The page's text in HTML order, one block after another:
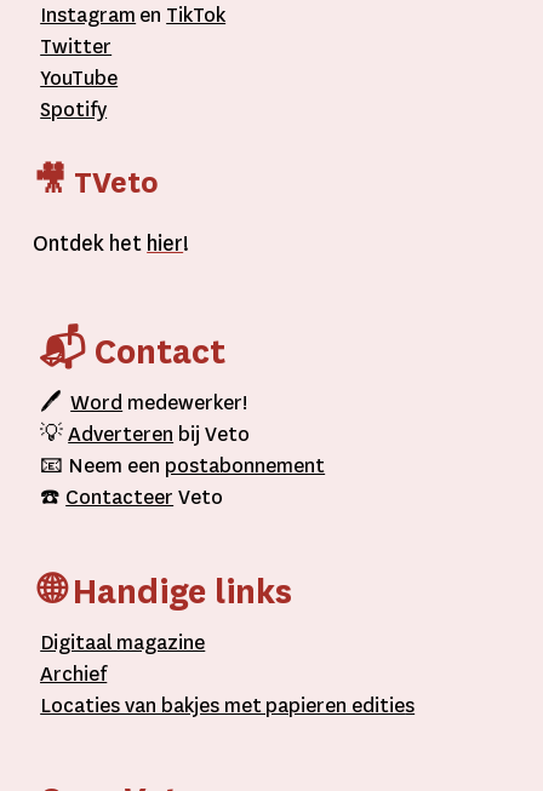
Instagram en TikTok
Twitter
YouTube
Spotify
🎥 TVeto
Ontdek het hier!
📬 Contact
🖊Word medewerker!
💡Adverteren bij Veto
📧 Neem een postabonnement
☎️ Contacteer Veto
🌐 Handige links
Digitaal magazine
Archief
Locaties van bakjes metpapieren edities